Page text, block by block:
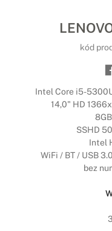
kód
Intel Core i5-
14,0" HD
SSHD
Intel
WiFi / BT / USB
bez